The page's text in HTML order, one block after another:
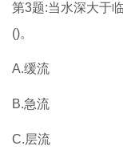
第3题:当水深大于
()。
A.缓流
B.急流
C.层流